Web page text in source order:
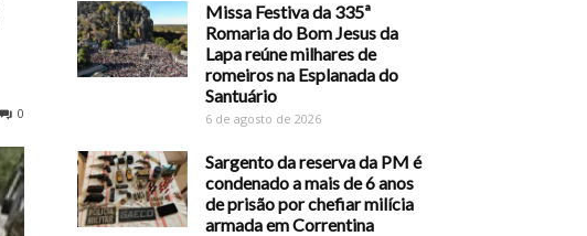
0
Missa Festiva da 335ª
Romaria do Bom Jesus da
Lapa reúne milhares de
romeiros na Esplanada do
Santuário
6 de agosto de 2026
Sargento da reserva da PM é
condenado a mais de 6 anos
de prisão por chefiar milícia
armada em Correntina